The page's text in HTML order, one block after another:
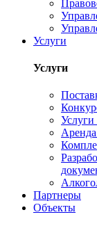
Услуги
Услуги
Услуги
Партнеры
Объекты